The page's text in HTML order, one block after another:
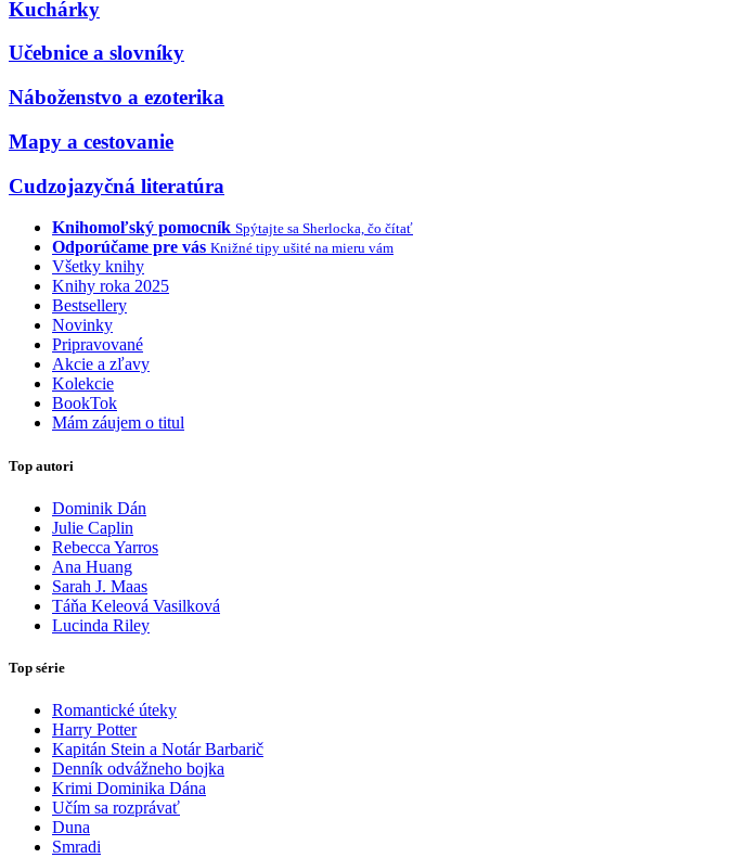
Kuchárky
Učebnice a slovníky
Náboženstvo a ezoterika
Mapy a cestovanie
Cudzojazyčná literatúra
Knihomoľský pomocník Spýtajte sa Sherlocka, čo čítať
Odporúčame pre vás Knižné tipy ušité na mieru vám
Všetky knihy
Knihy roka 2025
Bestsellery
Novinky
Pripravované
Akcie a zľavy
Kolekcie
BookTok
Mám záujem o titul
Top autori
Dominik Dán
Julie Caplin
Rebecca Yarros
Ana Huang
Sarah J. Maas
Táňa Keleová Vasilková
Lucinda Riley
Top série
Romantické úteky
Harry Potter
Kapitán Stein a Notár Barbarič
Denník odvážneho bojka
Krimi Dominika Dána
Učím sa rozprávať
Duna
Smradi